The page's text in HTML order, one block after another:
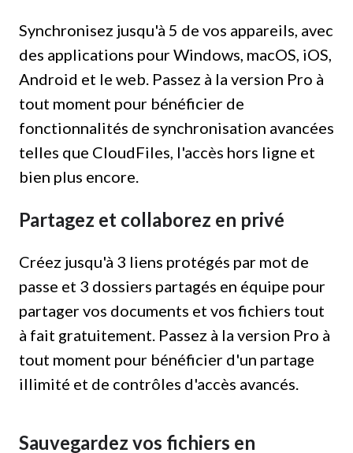
Synchronisez jusqu'à 5 de vos appareils, avec
des applications pour Windows, macOS, iOS,
Android et le web. Passez à la version Pro à
tout moment pour bénéficier de
fonctionnalités de synchronisation avancées
telles que CloudFiles, l'accès hors ligne et
bien plus encore.
Partagez et collaborez en privé
Créez jusqu'à 3 liens protégés par mot de
passe et 3 dossiers partagés en équipe pour
partager vos documents et vos fichiers tout
à fait gratuitement. Passez à la version Pro à
tout moment pour bénéficier d'un partage
illimité et de contrôles d'accès avancés.
Sauvegardez vos fichiers en